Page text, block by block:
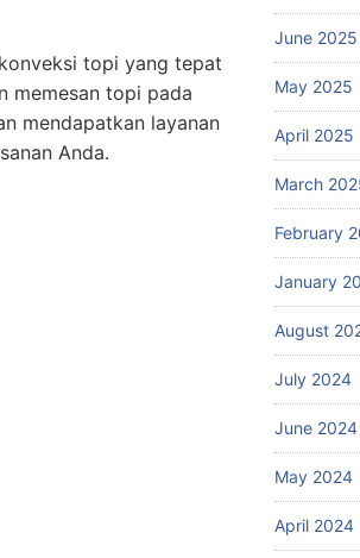
topi yang tepat
memesan topi pada
mendapatkan layanan
Anda.
June 2025
May 2025
April 2025
March
February
January
August
July 2024
June 2024
May 2024
April 2024